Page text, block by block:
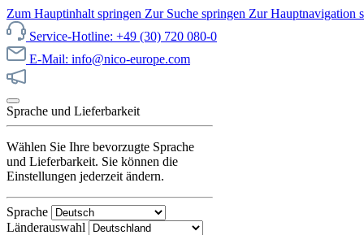
Zum Hauptinhalt springen Zur Suche springen Zur Hauptnavigation
Service-Hotline: +49 (30) 720 080-0
E-Mail: info@nico-europe.com
Sprache und Lieferbarkeit
Wählen Sie Ihre bevorzugte Sprache
und Lieferbarkeit. Sie können die
Einstellungen jederzeit ändern.
Sprache
Länderauswahl